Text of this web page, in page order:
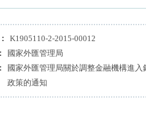
K1905110-2-2015-00012
國家外匯管理局
國家外匯管理局關於調整金融機構進
政策的通知